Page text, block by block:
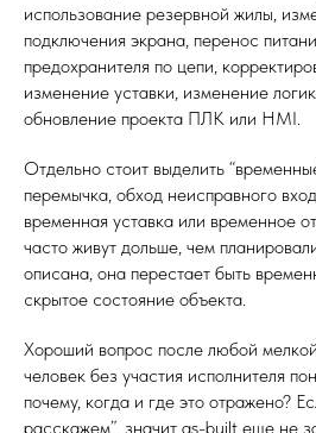
использование резервной жилы,
подключения экрана, перенос
предохранителя по цепи,
изменение уставки, изменение
обновление проекта ПЛК или HMI.
Отдельно стоит выделить
перемычка, обход неисправного
временная уставка или временное
часто живут дольше, чем
описана, она перестает быть
скрытое состояние объекта.
Хороший вопрос после любой
человек без участия исполнителя
почему, когда и где это отражено?
расскажем”, значит as-built еще не